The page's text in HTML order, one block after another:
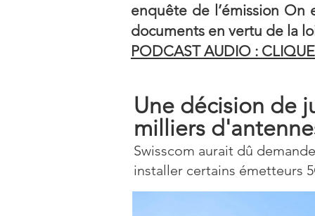
enquête de l’émission On
documents en vertu de la
PODCAST AUDIO :
Une décision de
milliers
Swisscom aurait dû
installer certains émetteurs